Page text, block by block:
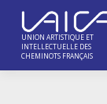
content
UNION ARTISTIQUE ET
INTELLECTUELLE DES
CHEMINOTS FRANÇAIS